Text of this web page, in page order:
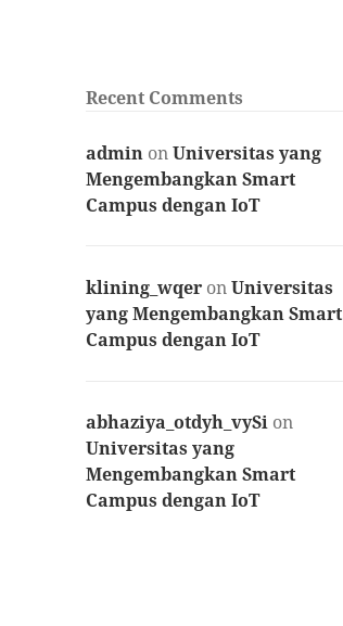
Recent Comments
admin onUniversitas yang
Mengembangkan Smart
Campus dengan IoT
klining_wqer onUniversitas
yang Mengembangkan Smart
Campus dengan IoT
abhaziya_otdyh_vySi on
Universitas yang
Mengembangkan Smart
Campus dengan IoT